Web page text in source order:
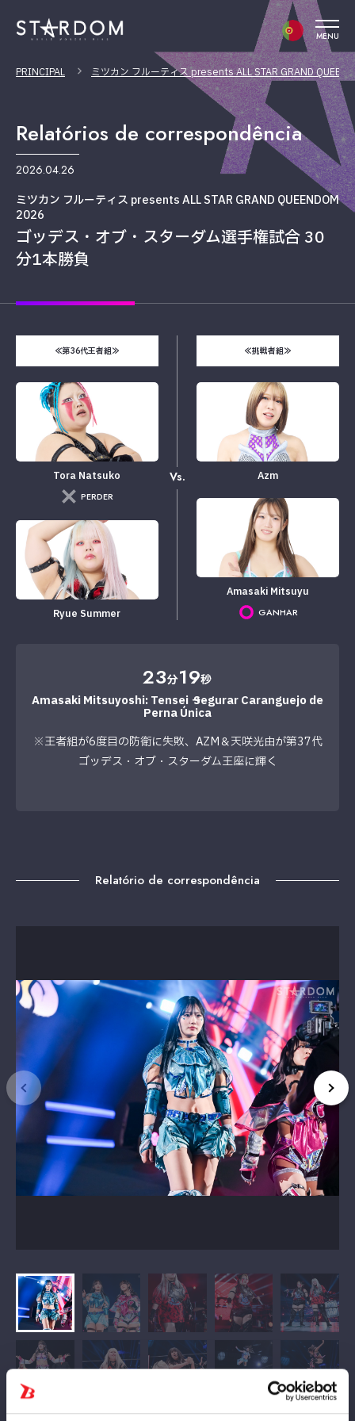
MENU
PRINCIPAL ミツカン フルーティス presents ALL STAR GRAND
Relatórios de correspondência
2026.04.26
ミツカン フルーティス presents ALL STAR GRAND QUEENDOM
2026
ゴッデス・オブ・スターダム選手権試合 30
分1本勝負
≪第36代王者組≫
Tora Natsuko
PERDER
Ryue Summer
Vs.
≪挑戦者組≫
Azm
Amasaki Mitsuyu
GANHAR
23分19秒
Amasaki Mitsuyoshi: Tensei → Segurar Caranguejo de
Perna Única
※王者組が6度目の防衛に失敗、AZM＆天咲光由が第37代
ゴッデス・オブ・スターダム王座に輝く
Relatório de correspondência